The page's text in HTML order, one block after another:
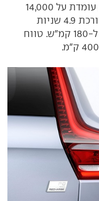
המקסימלית להשגת ההספק עומדת על 14,000
סל"ד. ההאצה ל-100 קמ"ש אורכת 4.9 שניות
והמהירות המירבית מוגבלת ל-180 קמ"ש. טווח